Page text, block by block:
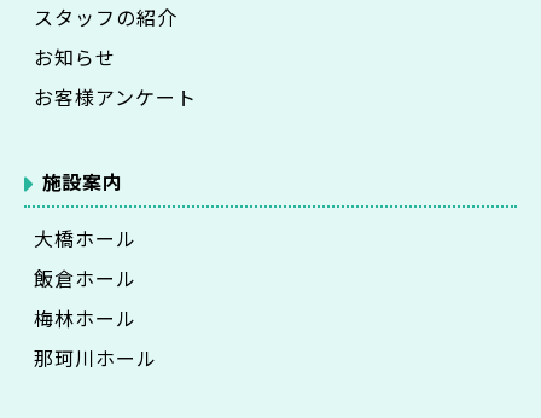
スタッフの紹介
お知らせ
お客様アンケート
施設案内
大橋ホール
飯倉ホール
梅林ホール
那珂川ホール